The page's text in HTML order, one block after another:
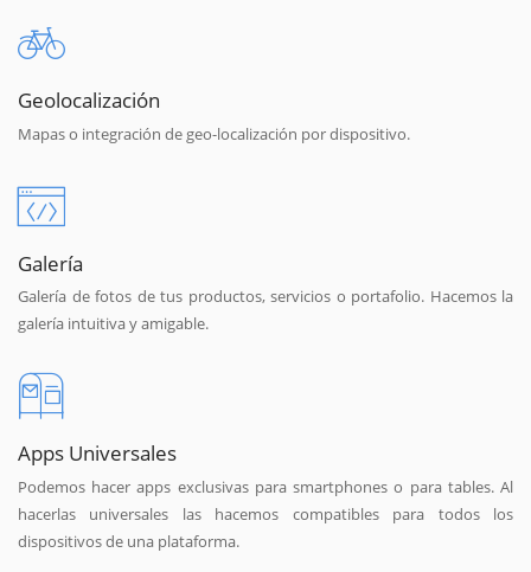
Geolocalización
Mapas o integración de geo-localización por dispositivo.
Galería
Galería de fotos de tus productos, servicios o portafolio. Hacemos la
galería intuitiva y amigable.
Apps Universales
Podemos hacer apps exclusivas para smartphones o para tables. Al
hacerlas universales las hacemos compatibles para todos los
dispositivos de una plataforma.